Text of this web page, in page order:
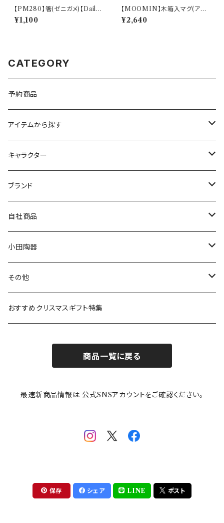
【PM280】箸(ゼニガメ)【Daily
Sketch】PM283-840
¥1,100
【MOOMIN】木箱入マグ(アイ
ムリトルミイ)【MM16000】M
M16001-11H
¥2,640
CATEGORY
予約商品
アイテムから探す
九谷焼
マグ＆カップ
プレート
ボウル
ガラスウェア
カトラリー
キャラクター
ムーミン
80th記念アイテム
リトルミイの日記念アイテム
MOOMIN ANIMATION
スヌーピー
ピーターラビット
ポケットモンスター
mofusand（モフサンド）
mofsand×日比谷花壇
ちびまる子ちゃんandクレヨンしんちゃん
ブランド
LA AMYS(エミーズ)
LISA LARSON(リサラーソン)
LAURA ASHLEY(ローラ アシュレイ)
Finlayson(フィンレイソン)
HANAE MORI(ハナエモリ)
THE BEATLES(ザ・ビートルズ)
【山加商店×yaeko】migratory bird
自社商品
ねこ企画
Cecera(セセラ)
CELEC(セレック)
隅切り重箱
HAPPY DINING(ハッピーダイニング)
小田陶器
さざなみ
吉祥
メイメイウェア
SoSo(ソソ）
その他
リサイクル食器
おすすめクリスマスギフト特集
商品一覧に戻る
最速新商品情報は 公式SNSアカウントをご確認ください。
保存 シェア LINE ポスト